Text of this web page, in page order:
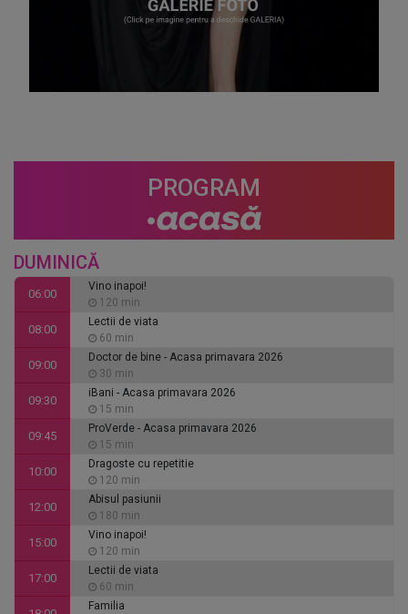
PROGRAM
DUMINICĂ
06:00
Vino inapoi!
120 min
08:00
Lectii de viata
60 min
09:00
Doctor de bine - Acasa primavara 2026
30 min
09:30
iBani - Acasa primavara 2026
15 min
09:45
ProVerde - Acasa primavara 2026
15 min
10:00
Dragoste cu repetitie
120 min
12:00
Abisul pasiunii
180 min
15:00
Vino inapoi!
120 min
17:00
Lectii de viata
60 min
Familia